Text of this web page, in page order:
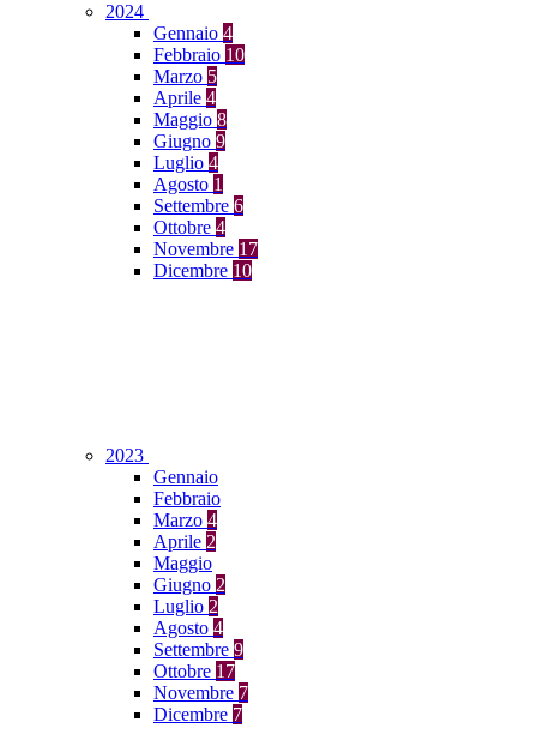
2024
Gennaio 4
Febbraio 10
Marzo 5
Aprile 4
Maggio 8
Giugno 9
Luglio 4
Agosto 1
Settembre 6
Ottobre 4
Novembre 17
Dicembre 10
2023
Gennaio
Febbraio
Marzo 4
Aprile 2
Maggio
Giugno 2
Luglio 2
Agosto 4
Settembre 9
Ottobre 17
Novembre 7
Dicembre 7